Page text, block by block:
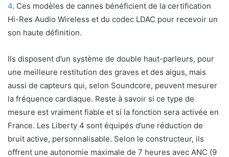
4. Ces modèles de cannes bénéficient de la certification
Hi-Res Audio Wireless et du codec LDAC pour recevoir un
son haute définition.
Ils disposent d’un système de double haut-parleurs, pour
une meilleure restitution des graves et des aigus, mais
aussi de capteurs qui, selon Soundcore, peuvent mesurer
la fréquence cardiaque. Reste à savoir si ce type de
mesure est vraiment fiable et si la fonction sera activée en
France. Les Liberty 4 sont équipés d’une réduction de
bruit active, personnalisable. Selon le constructeur, ils
offrent une autonomie maximale de 7 heures avec ANC (9